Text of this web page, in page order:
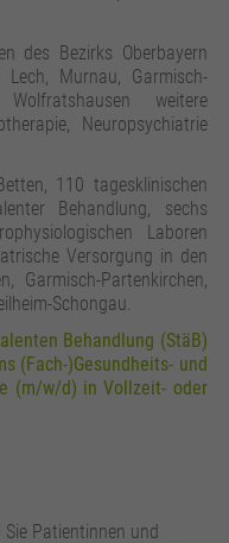
des Bezirks Oberbayern
Murnau, Garmisch-
weitere
Neuropsychiatrie
110 tagesklinischen
Behandlung, sechs
Laboren
Versorgung in den
Garmisch-Partenkirchen,
Schongau.
Behandlung (StäB)
(Fach-)Gesundheits- und
(m/w/d) in Vollzeit- oder
Patientinnen und
der Webseite.